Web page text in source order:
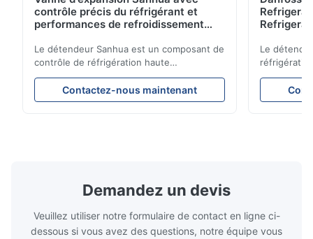
contrôle précis du réfrigérant et
performances de refroidissement
réfrigération de véhicules
Le détendeur Sanhua est un composant de
contrôle de réfrigération haute
performance conçu pour les unités de
réfrigération de camions, les
fourgonnettes réfrigérées et les systèmes
Contactez-nous maintenant
Le
précision
Demandez un devis
Veuillez utiliser notre formulaire de contact en ligne ci-
dessous si vous avez des questions, notre équipe vous